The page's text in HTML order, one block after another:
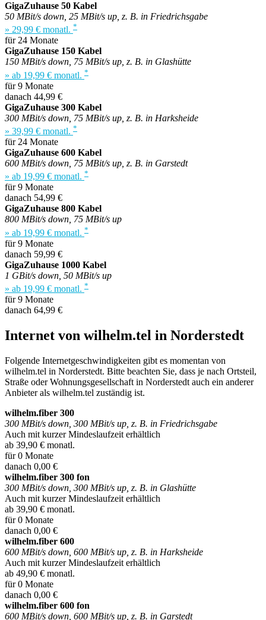
GigaZuhause 50 Kabel
50 MBit/s down, 25 MBit/s up, z. B. in Friedrichsgabe
» 29,99 € monatl. *
für 24 Monate
GigaZuhause 150 Kabel
150 MBit/s down, 75 MBit/s up, z. B. in Glashütte
» ab 19,99 € monatl. *
für 9 Monate
danach 44,99 €
GigaZuhause 300 Kabel
300 MBit/s down, 75 MBit/s up, z. B. in Harksheide
» 39,99 € monatl. *
für 24 Monate
GigaZuhause 600 Kabel
600 MBit/s down, 75 MBit/s up, z. B. in Garstedt
» ab 19,99 € monatl. *
für 9 Monate
danach 54,99 €
GigaZuhause 800 Kabel
800 MBit/s down, 75 MBit/s up
» ab 19,99 € monatl. *
für 9 Monate
danach 59,99 €
GigaZuhause 1000 Kabel
1 GBit/s down, 50 MBit/s up
» ab 19,99 € monatl. *
für 9 Monate
danach 64,99 €
Internet von wilhelm.tel in Norderstedt
Folgende Internetgeschwindigkeiten gibt es momentan von
wilhelm.tel in Norderstedt. Bitte beachten Sie, dass je nach Ortsteil,
Straße oder Wohnungsgesellschaft in Norderstedt auch ein anderer
Anbieter als wilhelm.tel zuständig ist.
wilhelm.fiber 300
300 MBit/s down, 300 MBit/s up, z. B. in Friedrichsgabe
Auch mit kurzer Mindeslaufzeit erhältlich
ab 39,90 € monatl.
für 0 Monate
danach 0,00 €
wilhelm.fiber 300 fon
300 MBit/s down, 300 MBit/s up, z. B. in Glashütte
Auch mit kurzer Mindeslaufzeit erhältlich
ab 39,90 € monatl.
für 0 Monate
danach 0,00 €
wilhelm.fiber 600
600 MBit/s down, 600 MBit/s up, z. B. in Harksheide
Auch mit kurzer Mindeslaufzeit erhältlich
ab 49,90 € monatl.
für 0 Monate
danach 0,00 €
wilhelm.fiber 600 fon
600 MBit/s down, 600 MBit/s up, z. B. in Garstedt